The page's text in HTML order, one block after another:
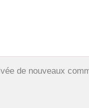
de nouveaux